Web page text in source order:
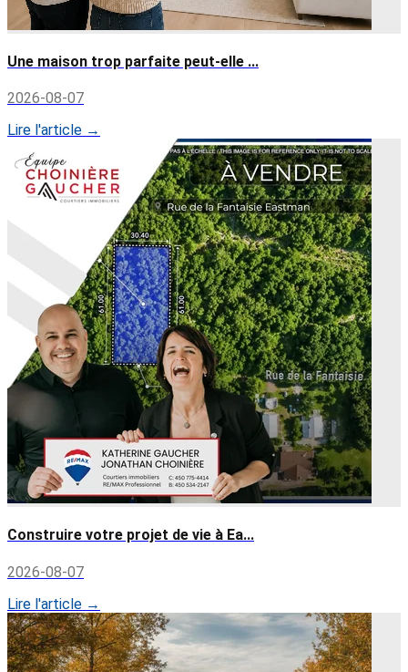
Une maison trop parfaite peut-elle ...
2026-08-07
Lire l'article →
Construire votre projet de vie à Ea...
2026-08-07
Lire l'article →